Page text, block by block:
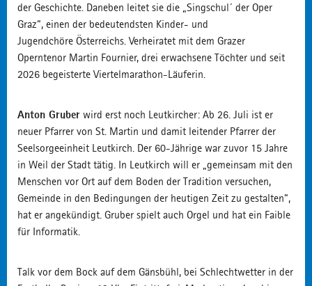
der Geschichte. Daneben leitet sie die „Singschul´ der Oper
Graz“, einen der bedeutendsten Kinder- und
Jugendchöre Österreichs. Verheiratet mit dem Grazer
Operntenor Martin Fournier, drei erwachsene Töchter und seit
2026 begeisterte Viertelmarathon-Läuferin.
Anton Gruber wird erst noch Leutkircher: Ab 26. Juli ist er
neuer Pfarrer von St. Martin und damit leitender Pfarrer der
Seelsorgeeinheit Leutkirch. Der 60-Jährige war zuvor 15 Jahre
in Weil der Stadt tätig. In Leutkirch will er „gemeinsam mit den
Menschen vor Ort auf dem Boden der Tradition versuchen,
Gemeinde in den Bedingungen der heutigen Zeit zu gestalten“,
hat er angekündigt. Gruber spielt auch Orgel und hat ein Faible
für Informatik.
Talk vor dem Bock auf dem Gänsbühl, bei Schlechtwetter in der